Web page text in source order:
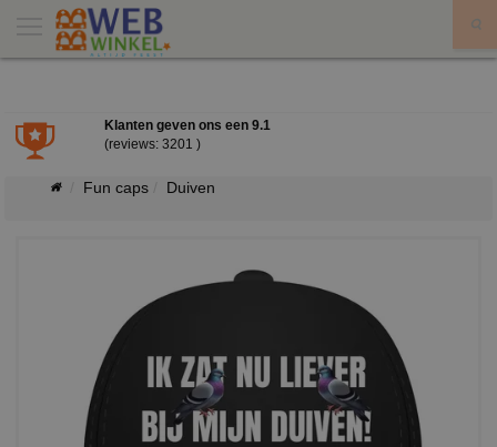
Klanten geven ons een 9.1
(reviews: 3201 )
Fun caps Duiven